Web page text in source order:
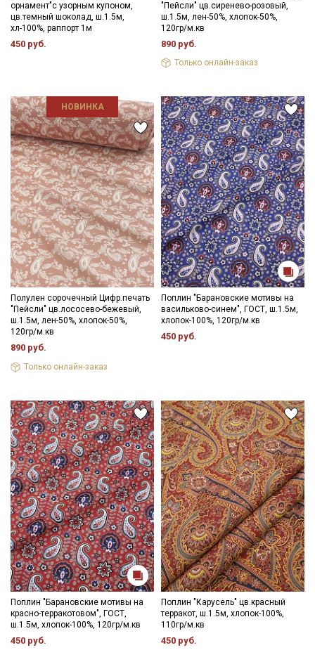
орнамент"с узорным купоном,
цв.темный шоколад, ш.1.5м,
хл-100%, раппорт 1м
450 руб.
"Пейсли" цв.сиренево-розовый,
ш.1.5м, лен-50%, хлопок-50%,
120гр/м.кв
890 руб.
Только онлайн-заказ
НОВИНКА
Полулен сорочечный Цифр.печать
"Пейсли" цв.лососево-бежевый,
ш.1.5м, лен-50%, хлопок-50%,
120гр/м.кв
890 руб.
Только онлайн-заказ
Поплин "Барановские мотивы на
васильково-синем", ГОСТ, ш.1.5м,
хлопок-100%, 120гр/м.кв
450 руб.
Поплин "Барановские мотивы на
красно-терракотовом", ГОСТ,
ш.1.5м, хлопок-100%, 120гр/м.кв
450 руб.
Поплин "Карусель" цв.красный
терракот, ш.1.5м, хлопок-100%,
110гр/м.кв
450 руб.